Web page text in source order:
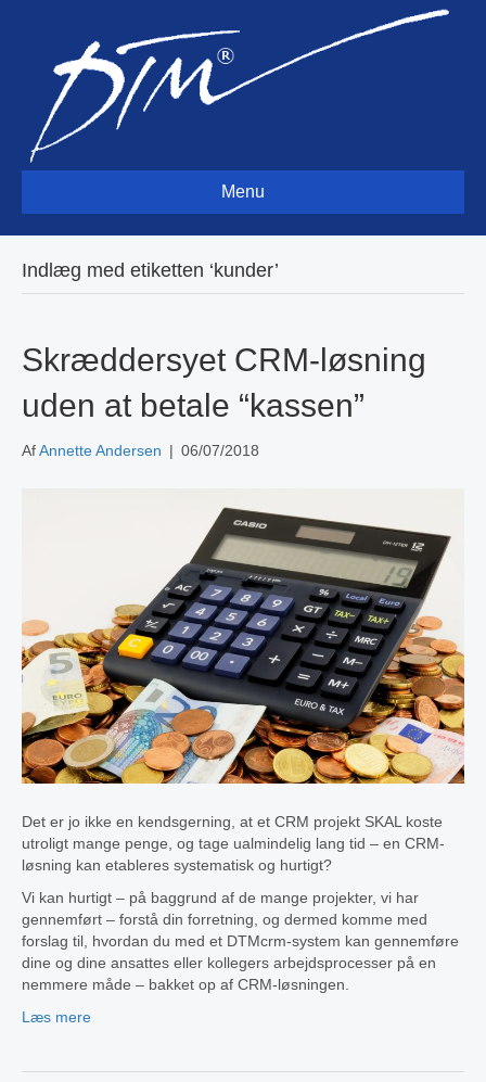
Menu
Indlæg med etiketten ‘kunder’
Skræddersyet CRM-løsning
uden at betale “kassen”
AfAnnette Andersen | 06/07/2018
Det er jo ikke en kendsgerning, at et CRM projekt SKAL koste
utroligt mange penge, og tage ualmindelig lang tid – en CRM-
løsning kan etableres systematisk og hurtigt?
Vi kan hurtigt – på baggrund af de mange projekter, vi har
gennemført – forstå din forretning, og dermed komme med
forslag til, hvordan du med et DTMcrm-system kan gennemføre
dine og dine ansattes eller kollegers arbejdsprocesser på en
nemmere måde – bakket op af CRM-løsningen.
Læs mere